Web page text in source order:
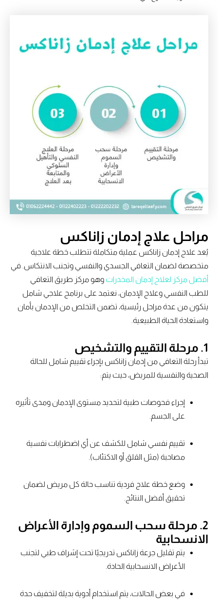
مراحل علاج إدمان زاناكس
يُعد علاج إدمان زاناكس عملية متكاملة تتطلب خطة علاجية
متخصصة لضمان التعافي الجسدي والنفسي وتجنب الانتكاس. في
أفضل مركز لعلاج إدمان المخدراتوهو مركز طريق التعافي
للطب النفسي وعلاج الإدمان، نعتمد على برنامج علاجي شامل
يتكون من عدة مراحل رئيسية، تضمن التخلص من الإدمان بأمان
واستعادة الحياة الطبيعية.
تبدأ رحلة التعافي من إدمان زاناكس بإجراء تقييم شامل للحالة
الصحية والنفسية للمريض، حيث يتم:
إجراء فحوصات طبية لتحديد مستوى الإدمان ومدى تأثيره
على الجسم.
تقييم نفسي شامل للكشف عن أي اضطرابات نفسية
مصاحبة (مثل القلق أو الاكتئاب).
وضع خطة علاج فردية تناسب حالة كل مريض لضمان
تحقيق أفضل النتائج.
2. مرحلة سحب السموم وإدارة الأعراض
الانسحابية
يتم تقليل جرعة زاناكس تدريجيًا تحت إشراف طبي لتجنب
الأعراض الانسحابية الحادة.
في بعض الحالات، يتم استخدام أدوية بديلة لتخفيف حدة